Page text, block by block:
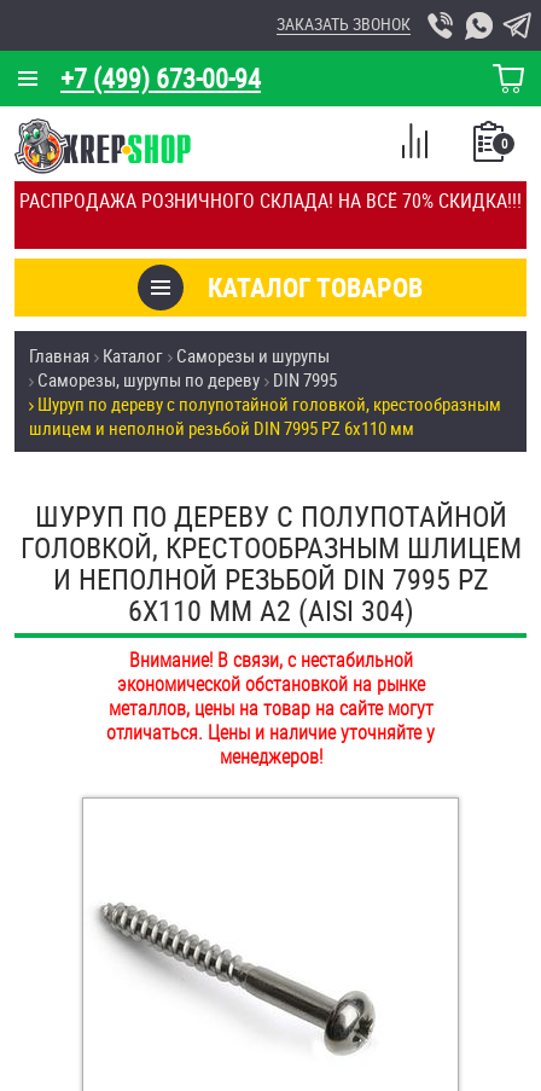
РАСПРОДАЖА РОЗНИЧНОГО СКЛАДА! НА ВСЁ 70% СКИДКА!!!
+7 (499) 673-00-94
ЗАКАЗАТЬ ЗВОНОК
КОРЗИНА
О КОМПАНИИ
КАЛЬКУЛЯТОР
ОТЗЫВЫ
УСЛУГИ
СКИДКИ
ПОКУПАТЕЛЯМ
ОПЛАТА И ДОСТАВКА
НАШИ МАГАЗИНЫ
КАТАЛОГ ТОВАРОВ
0
СПИСОК
СРАВНЕНИЕ
Товары со скидкой
Анкеры
Антивандальный крепёж, инструмент
Болты и винты
Втулки
Гайки
Дюбели
Дюймовый крепёж
Инструмент
Крюки, кольца с метрической резьбой
Крюки, кольца с шурупной резьбой
Главная Каталог Саморезы и шурупы
Саморезы, шурупы по дереву DIN 7995
Шуруп по дереву с полупотайной головкой, крестообразным
шлицем и неполной резьбой DIN 7995 PZ 6х110 мм
ШУРУП ПО ДЕРЕВУ С ПОЛУПОТАЙНОЙ
ГОЛОВКОЙ, КРЕСТООБРАЗНЫМ ШЛИЦЕМ
И НЕПОЛНОЙ РЕЗЬБОЙ DIN 7995 PZ
6Х110 ММ А2 (AISI 304)
Внимание! В связи, с нестабильной
экономической обстановкой на рынке
металлов, цены на товар на сайте могут
отличаться. Цены и наличие уточняйте у
менеджеров!